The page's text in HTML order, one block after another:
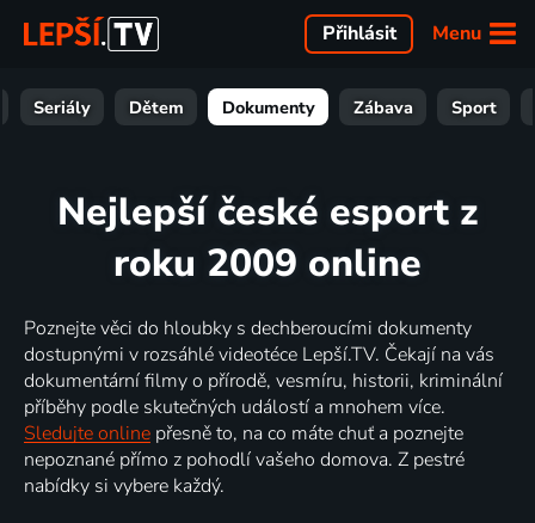
Menu
Přihlásit
Seriály Dětem Dokumenty Zábava Sport
Nejlepší české esport z
roku 2009 online
Poznejte věci do hloubky s dechberoucími dokumenty
dostupnými v rozsáhlé videotéce Lepší.TV. Čekají na vás
dokumentární filmy o přírodě, vesmíru, historii, kriminální
příběhy podle skutečných událostí a mnohem více.
Sledujte online přesně to, na co máte chuť a poznejte
nepoznané přímo z pohodlí vašeho domova. Z pestré
nabídky si vybere každý.